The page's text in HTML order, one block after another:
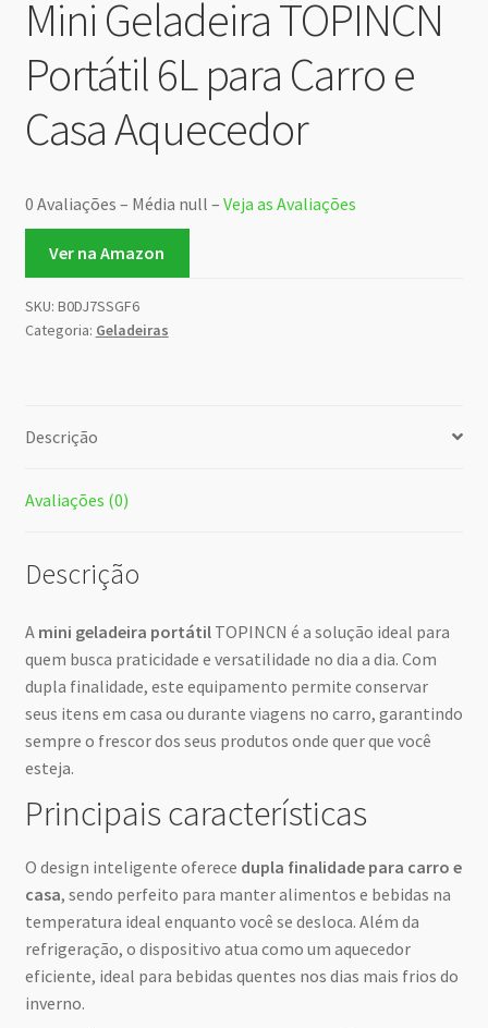
Mini Geladeira TOPINCN
Portátil 6L para Carro e
Casa Aquecedor
0 Avaliações – Média null – Veja as Avaliações
Ver na Amazon
SKU: B0DJ7SSGF6
Categoria: Geladeiras
Descrição
Avaliações (0)
Descrição
A mini geladeira portátilTOPINCN é a solução ideal para
quem busca praticidade e versatilidade no dia a dia. Com
dupla finalidade, este equipamento permite conservar
seus itens em casa ou durante viagens no carro, garantindo
sempre o frescor dos seus produtos onde quer que você
esteja.
Principais características
O design inteligente oferece dupla finalidade para carro e
casa, sendo perfeito para manter alimentos e bebidas na
temperatura ideal enquanto você se desloca. Além da
refrigeração, o dispositivo atua como um aquecedor
eficiente, ideal para bebidas quentes nos dias mais frios do
inverno.